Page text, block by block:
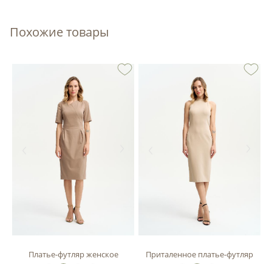
Похожие товары
Платье-футляр женское Приталенное платье-футляр